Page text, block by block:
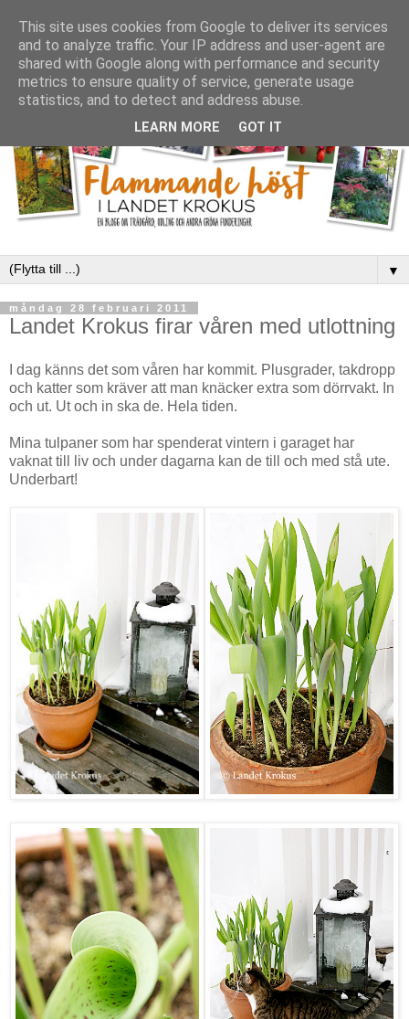
▼
måndag 28 februari 2011
Landet Krokus firar våren med utlottning
I dag känns det som våren har kommit. Plusgrader, takdropp
och katter som kräver att man knäcker extra som dörrvakt. In
och ut. Ut och in ska de. Hela tiden.
Mina tulpaner som har spenderat vintern i garaget har
vaknat till liv och under dagarna kan de till och med stå ute.
Underbart!
This site uses cookies from Google to deliver its services
and to analyze traffic. Your IP address and user-agent are
shared with Google along with performance and security
metrics to ensure quality of service, generate usage
statistics, and to detect and address abuse.
LEARN MORE GOT IT